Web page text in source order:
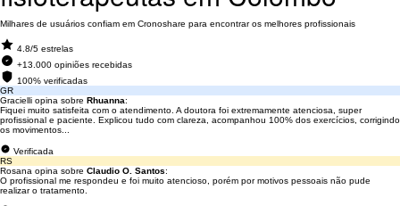
Milhares de usuários confiam em Cronoshare para encontrar os melhores profissionais
4.8/5 estrelas
+13.000 opiniões recebidas
100% verificadas
GR
Gracielli opina sobre Rhuanna:
Fiquei muito satisfeita com o atendimento. A doutora foi extremamente atenciosa, super
profissional e paciente. Explicou tudo com clareza, acompanhou 100% dos exercícios, corrigindo
os movimentos...
Verificada
RS
Rosana opina sobre Claudio O. Santos:
O profissional me respondeu e foi muito atencioso, porém por motivos pessoais não pude
realizar o tratamento.